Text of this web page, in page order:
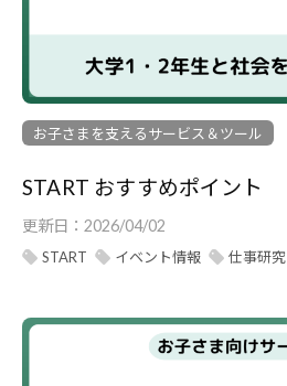
お子さまを支えるサービス＆ツール
START おすすめポイント
更新日： 2026/04/02
START イベント情報 仕事研究